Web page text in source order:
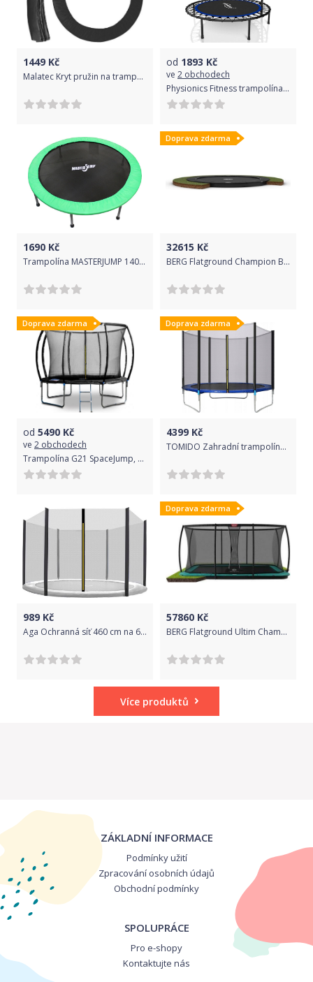
1449 Kč
Malatec Kryt pružin na trampolínu 427 cm
od 1893 Kč
ve 2 obchodech
Physionics Fitness trampolína na doma i ven - 101 cm, modrá
1690 Kč
Trampolína MASTERJUMP 140 cm
Doprava zdarma
32615 Kč
BERG Flatground Champion BLACK 430
Doprava zdarma
od 5490 Kč
ve 2 obchodech
Trampolína G21 SpaceJump, 305 cm, černá, s ochrannou sítí + schůdky zdarma
Doprava zdarma
4399 Kč
TOMIDO Zahradní trampolína 305 cm (10FT) s žebříkem
989 Kč
Aga Ochranná síť 460 cm na 6 tyčí Black net / Black
Doprava zdarma
57860 Kč
BERG Flatground Ultim Champion 410 GREEN + Safety Net DLX XL
Více produktů
ZÁKLADNÍ INFORMACE
Podmínky užití
Zpracování osobních údajů
Obchodní podmínky
SPOLUPRÁCE
Pro e-shopy
Kontaktujte nás